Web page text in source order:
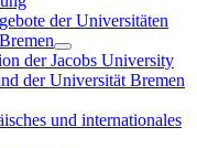
der Universitäten
der Jacobs University
der Universität Bremen
und internationales